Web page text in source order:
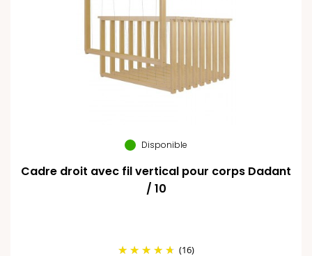
Disponible
Cadre droit avec fil vertical pour corps Dadant
/ 10
(16)